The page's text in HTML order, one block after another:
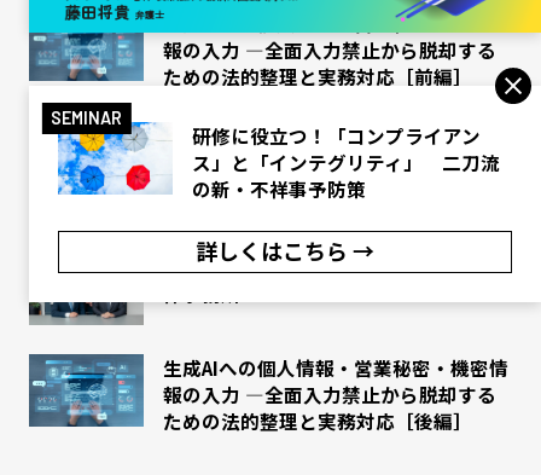
生成AIへの個人情報・営業秘密・機密情
報の入力 ―全面入力禁止から脱却する
ための法的整理と実務対応［前編］
【連載】最新法務課題 Monthly Pick
Up（46）令和８年改正で、下請法はど
う変わるか―取適法の概要と実務上の留
［LAWYERS GUIDE 2025］加藤・轟木法
生成AIへの個人情報・営業秘密・機密情
報の入力 ―全面入力禁止から脱却する
ための法的整理と実務対応［後編］
SEMINAR
研修に役立つ！「コンプライアン
ス」と「インテグリティ」 二刀流
の新・不祥事予防策
詳しくはこちら →